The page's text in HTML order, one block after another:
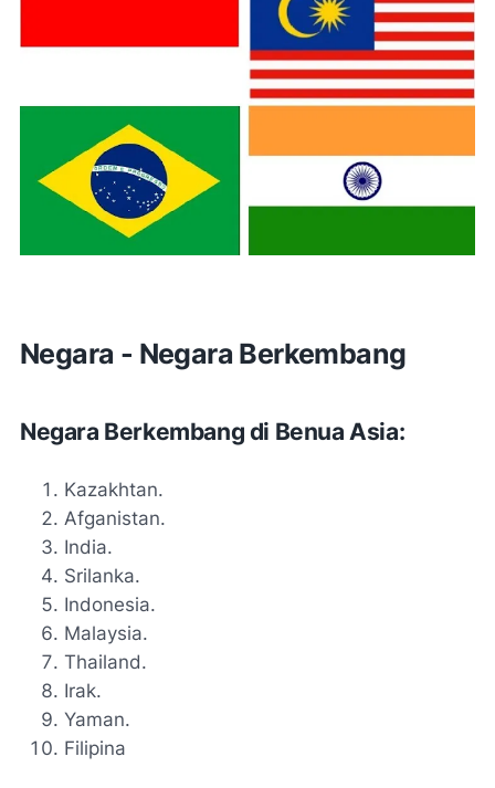
Negara - Negara Berkembang
Negara Berkembang di Benua Asia:
Kazakhtan.
Afganistan.
India.
Srilanka.
Indonesia.
Malaysia.
Thailand.
Irak.
Yaman.
Filipina